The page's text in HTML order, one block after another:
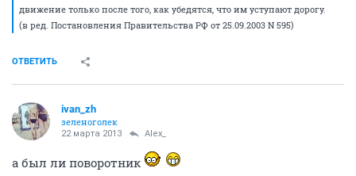
движение только после того, как убедятся, что им уступают дорогу.
(в ред. Постановления Правительства РФ от 25.09.2003 N 595)
ОТВЕТИТЬ
ivan_zh
зеленоголек
22 марта 2013 Alex_
а был ли поворотник